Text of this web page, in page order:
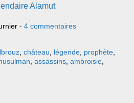
Alamut
- 4 commentaires
château légende prophète
assassins ambroisie